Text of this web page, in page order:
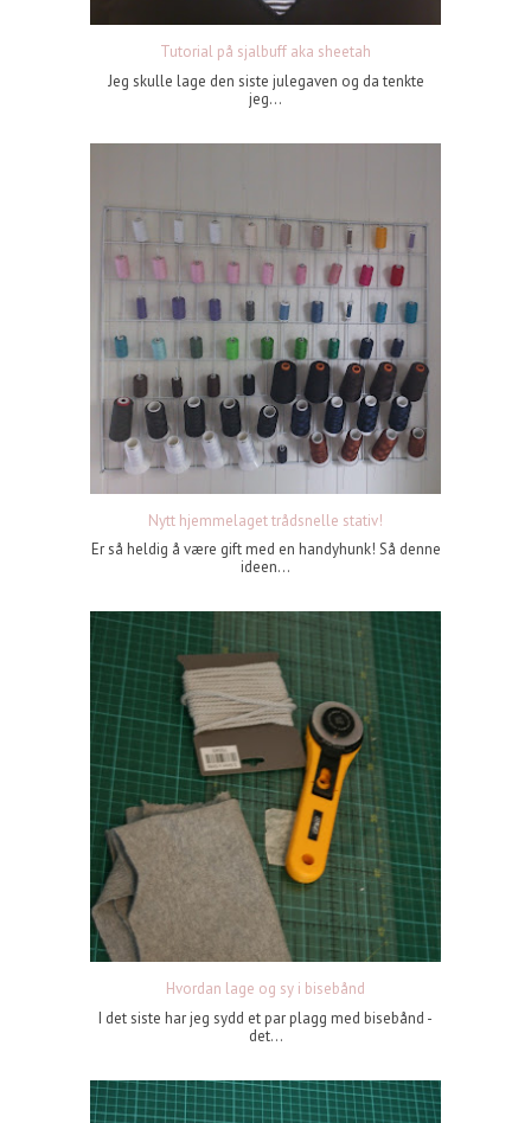
Tutorial på sjalbuff aka sheetah
Jeg skulle lage den siste julegaven og da tenkte
jeg...
Nytt hjemmelaget trådsnelle stativ!
Er så heldig å være gift med en handyhunk! Så denne
ideen...
Hvordan lage og sy i bisebånd
I det siste har jeg sydd et par plagg med bisebånd -
det...